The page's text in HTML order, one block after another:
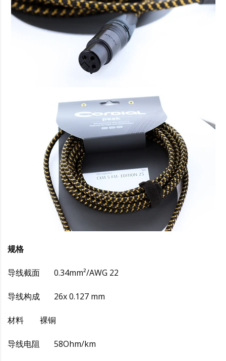
规格
导线截面 0.34mm²/AWG 22
导线构成 26x 0.127 mm
材料 裸铜
导线电阻 58Ohm/km